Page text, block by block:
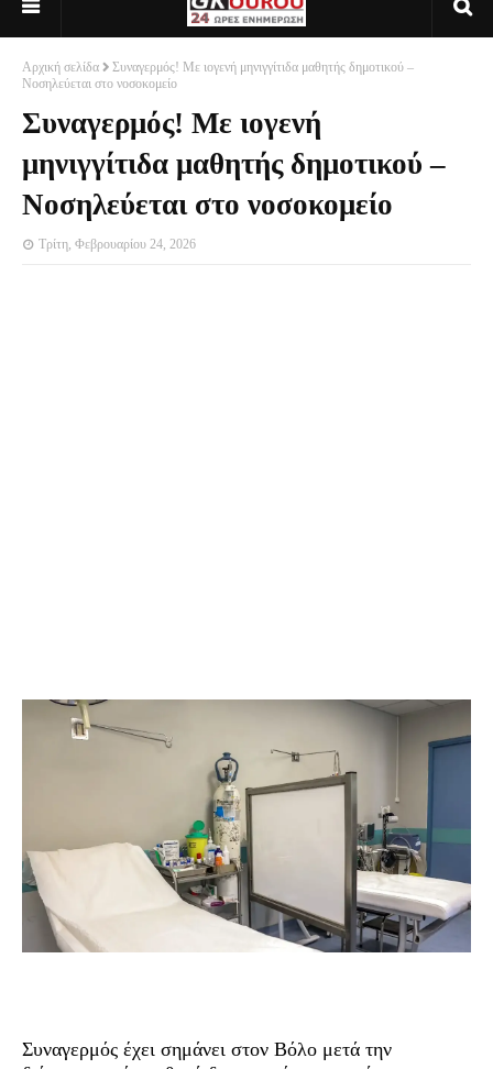
Αρχική σελίδα
Συναγερμός! Με ιογενή μηνιγγίτιδα μαθητής δημοτικού –
Νοσηλεύεται στο νοσοκομείο
Συναγερμός! Με ιογενή
μηνιγγίτιδα μαθητής δημοτικού –
Νοσηλεύεται στο νοσοκομείο
Τρίτη, Φεβρουαρίου 24, 2026
Συναγερμός έχει σημάνει στον Βόλο μετά την